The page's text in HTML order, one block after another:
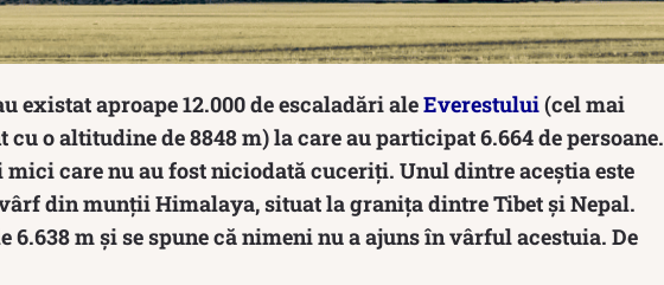
existat aproape 12.000 de escaladări aleEverestului(cel mai
o altitudine de 8848 m) la care au participat 6.664 de persoane.
care nu au fost niciodată cuceriți. Unul dintre aceștia este
din munții Himalaya, situat la granița dintre Tibet și Nepal.
6.638 m și se spune că nimeni nu a ajuns în vârful acestuia. De